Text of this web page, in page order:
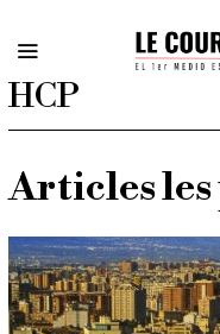
HCP
Articles